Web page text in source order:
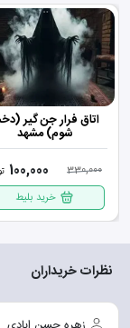
اتاق فرار جن‌ گیر
شوم) مشهد
330,000
100,000
خرید بلیط
نظرات خریداران